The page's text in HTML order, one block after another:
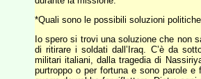
*Quali sono le possibili soluzioni
Io spero si trovi una soluzione che non
di ritirare i soldati dall’Iraq. C’è da
militari italiani, dalla tragedia di
purtroppo o per fortuna e sono parole